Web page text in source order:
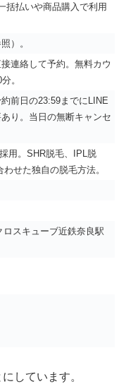
括払いや商品購入で利用
）。
連絡して予約。無料カウ
。
前日の23:59までにLINE
り。当日の無断キャンセ
用。SHR脱毛、IPL脱
せた独自の脱毛方法。
スキューブ近鉄奈良駅
しています。